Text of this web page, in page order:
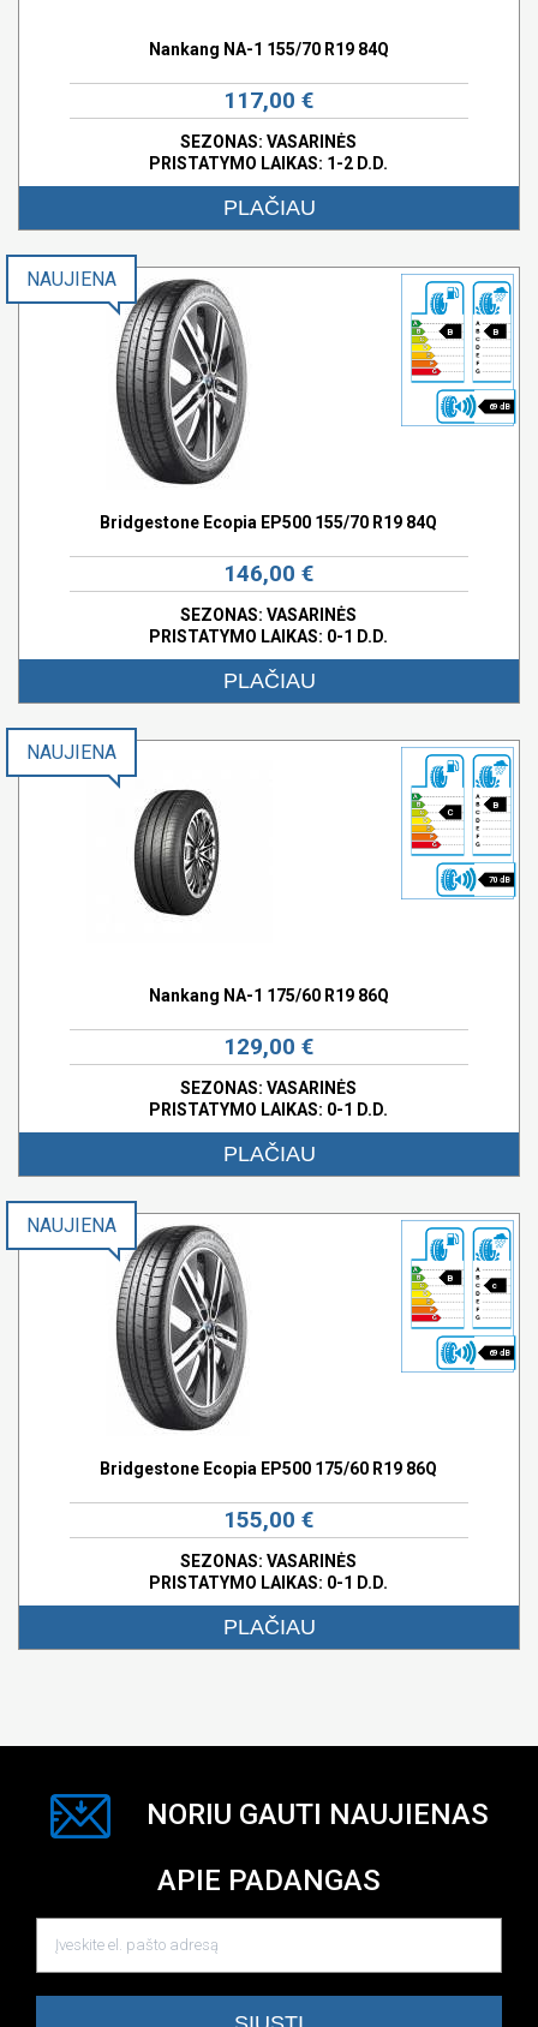
Nankang NA-1 155/70 R19 84Q
117,00 €
SEZONAS: VASARINĖS
PRISTATYMO LAIKAS: 1-2 D.D.
PLAČIAU
B B
69 dB
NAUJIENA
Bridgestone Ecopia EP500 155/70 R19 84Q
146,00 €
SEZONAS: VASARINĖS
PRISTATYMO LAIKAS: 0-1 D.D.
PLAČIAU
C
B
70 dB
NAUJIENA
Nankang NA-1 175/60 R19 86Q
129,00 €
SEZONAS: VASARINĖS
PRISTATYMO LAIKAS: 0-1 D.D.
PLAČIAU
B
c
69 dB
NAUJIENA
Bridgestone Ecopia EP500 175/60 R19 86Q
155,00 €
SEZONAS: VASARINĖS
PRISTATYMO LAIKAS: 0-1 D.D.
PLAČIAU
NORIU GAUTI NAUJIENAS
APIE PADANGAS